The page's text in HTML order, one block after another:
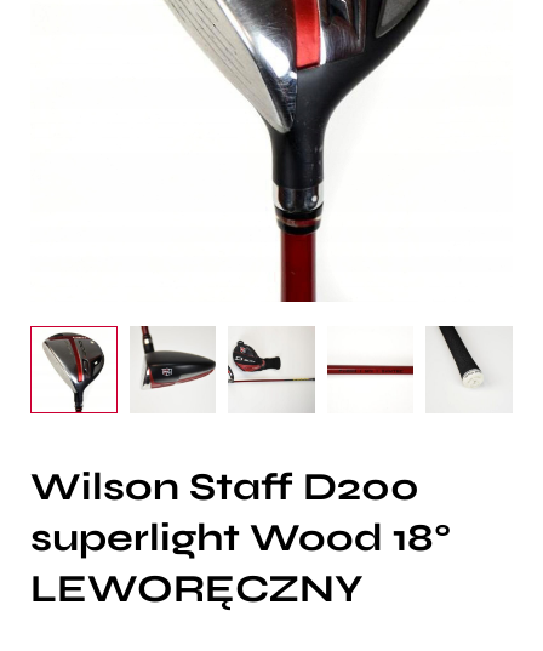
Wilson Staff D200
superlight Wood 18°
LEWORĘCZNY